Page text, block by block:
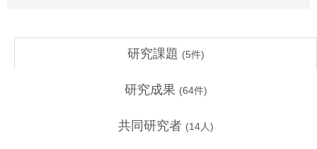
研究課題 (5件)
研究成果 (64件)
共同研究者 (14人)